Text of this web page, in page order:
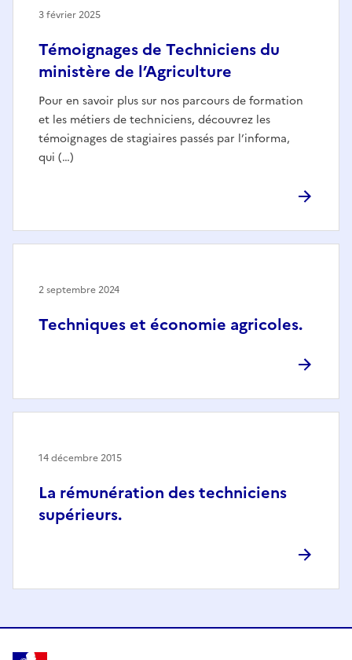
Témoignages de Techniciens du
ministère de l’Agriculture
Pour en savoir plus sur nos parcours de formation
et les métiers de techniciens, découvrez les
témoignages de stagiaires passés par l’informa,
qui (…)
3 février 2025
Techniques et économie agricoles.
2 septembre 2024
La rémunération des techniciens
supérieurs.
14 décembre 2015